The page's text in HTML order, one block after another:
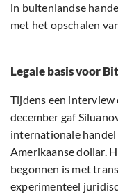
in buitenlandse
met het opschalen
Legale basis voor
Tijdens een interview
december gaf
internationale
Amerikaanse dollar.
begonnen is met
experimenteel